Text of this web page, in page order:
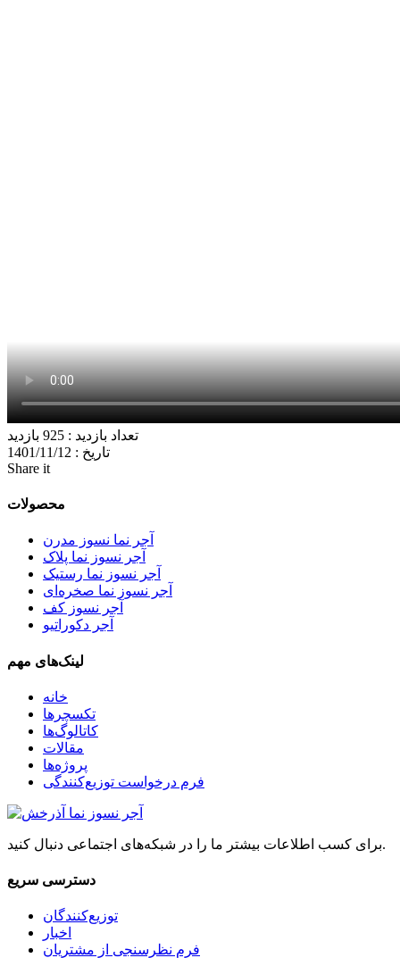
تعداد بازدید :
تاریخ : 1401/11/12
Share it
محصولات
آجر نما نسوز مدرن
آجر نسوز نما پلاک
آجر نسوز نما رستیک
آجر نسوز نما صخره‌ای
آجر نسوز کف
آجر دکوراتیو
لینک‌های مهم
خانه
تکسچرها
کاتالوگ‌ها
مقالات
پروژه‌ها
فرم درخواست توزیع‌کنندگی
برای کسب اطلاعات بیشتر ما را در شبکه‌های اجتماعی دنبال کنید.
دسترسی سریع
توزیع‌کنندگان
اخبار
فرم نظرسنجی از مشتریان